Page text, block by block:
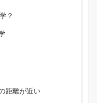
？
距離が近い